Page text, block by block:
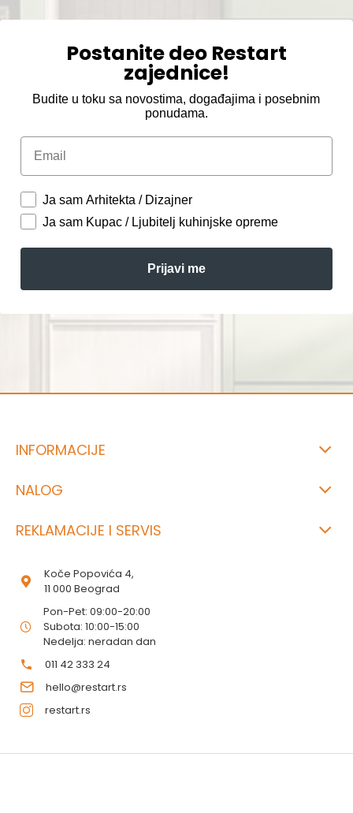
Postanite deo Restart
zajednice!
Budite u toku sa novostima, događajima i posebnim
ponudama.
Email
Ja sam Arhitekta / Dizajner
Ja sam Kupac / Ljubitelj kuhinjske opreme
Prijavi me
INFORMACIJE
NALOG
REKLAMACIJE I SERVIS
Koče Popovića 4,
11 000 Beograd
Pon-Pet: 09:00-20:00
Subota: 10:00-15:00
Nedelja: neradan dan
011 42 333 24
hello@restart.rs
restart.rs